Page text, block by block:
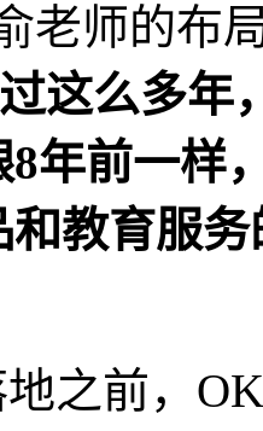
老师的布
这么多年
8年前一样
教育服
地之前，